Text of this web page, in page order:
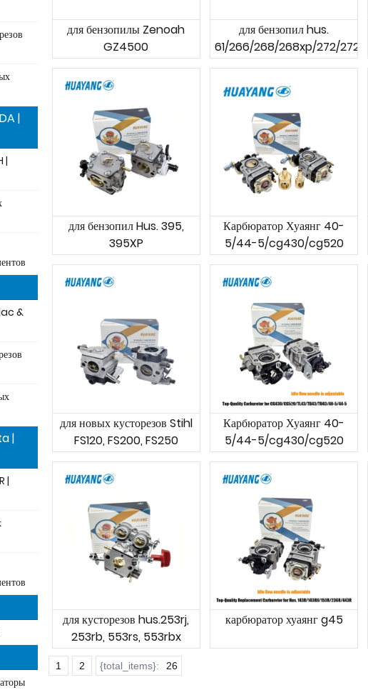
|
|
&
|
|
для бензопилы Zenoah
GZ4500
для бензопил hus.
61/266/268/268xp/272/272xp
для бензопил Hus. 395,
395XP
Карбюратор Хуаянг 40-
5/44-5/cg430/cg520
для новых кусторезов Stihl
FS120, FS200, FS250
Карбюратор Хуаянг 40-
5/44-5/cg430/cg520
для кусторезов hus.253rj,
253rb, 553rs, 553rbx
карбюратор хуаянг g45
1 2 {total_items}: 26